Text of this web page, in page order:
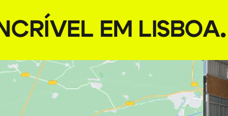
EM LISBOA.